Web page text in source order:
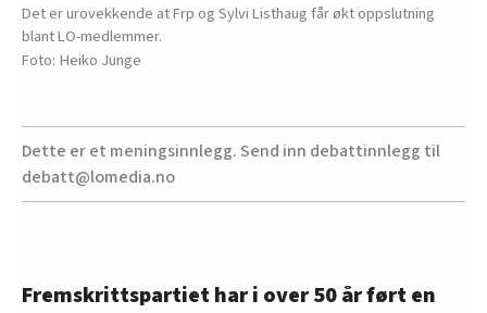
Det er urovekkende at Frp og Sylvi Listhaug får økt oppslutning
blant LO-medlemmer.
Heiko Junge
Dette er et meningsinnlegg. Send inn debattinnlegg til
debatt@lomedia.no
Fremskrittspartiet har i over 50 år ført en